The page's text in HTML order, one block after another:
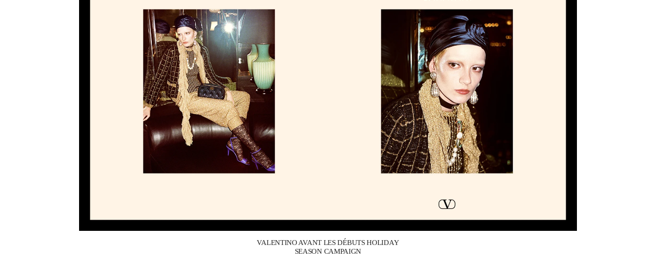
Link Opens in New Tab
VALENTINO AVANT LES DÉBUTS HOLIDAY
SEASON CAMPAIGN